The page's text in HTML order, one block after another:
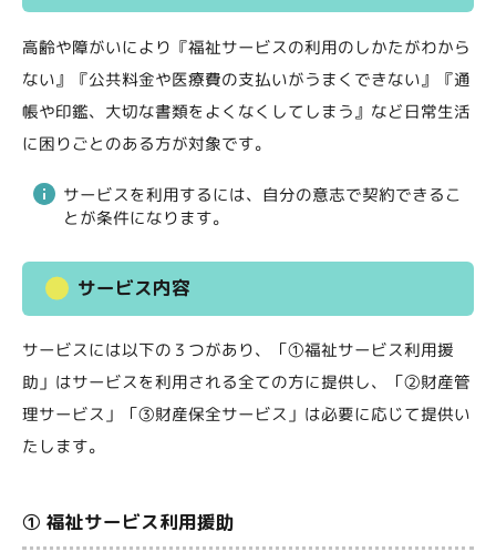
高齢や障がいにより『福祉サービスの利用のしかたがわから
ない』『公共料金や医療費の支払いがうまくできない』『通
帳や印鑑、大切な書類をよくなくしてしまう』など日常生活
に困りごとのある方が対象です。
サービスを利用するには、自分の意志で契約できるこ
とが条件になります。
サービス内容
サービスには以下の３つがあり、「①福祉サービス利用援
助」はサービスを利用される全ての方に提供し、「②財産管
理サービス」「③財産保全サービス」は必要に応じて提供い
たします。
① 福祉サービス利用援助